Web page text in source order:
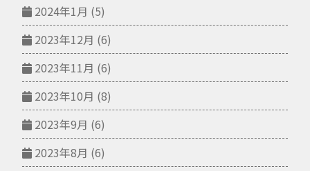
2024年1月 (5)
2023年12月 (6)
2023年11月 (6)
2023年10月 (8)
2023年9月 (6)
2023年8月 (6)